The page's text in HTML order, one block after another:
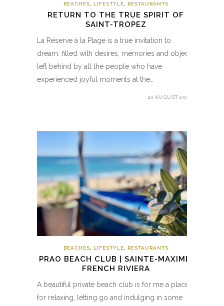
BEACHES LIFESTYLE RESTAURANTS
RETURN TO THE TRUE SPIRIT OF
SAINT-TROPEZ
La Réserve à la Plage is a true invitation to
dream: filled with desires, memories and objects
left behind by all the people who have
experienced joyful moments at the…
21 AUGUST 2019
BEACHES, LIFESTYLE, RESTAURANTS
PRAO BEACH CLUB | SAINTE-MAXIME,
FRENCH RIVIERA
A beautiful private beach club is for me a place
for relaxing, letting go and indulging in some